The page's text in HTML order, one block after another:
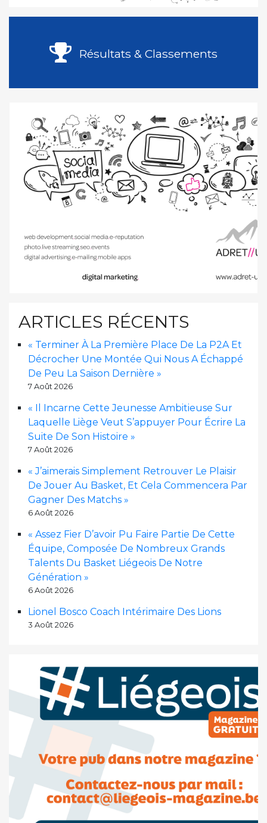
Résultats & Classements
ARTICLES RÉCENTS
« Terminer À La Première Place De La P2A Et
Décrocher Une Montée Qui Nous A Échappé
De Peu La Saison Dernière »
7 Août 2026
« Il Incarne Cette Jeunesse Ambitieuse Sur
Laquelle Liège Veut S’appuyer Pour Écrire La
Suite De Son Histoire »
7 Août 2026
« J’aimerais Simplement Retrouver Le Plaisir
De Jouer Au Basket, Et Cela Commencera Par
Gagner Des Matchs »
6 Août 2026
« Assez Fier D’avoir Pu Faire Partie De Cette
Équipe, Composée De Nombreux Grands
Talents Du Basket Liégeois De Notre
Génération »
6 Août 2026
Lionel Bosco Coach Intérimaire Des Lions
3 Août 2026